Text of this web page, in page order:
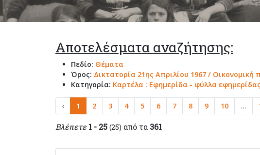
Αποτελέσματα αναζήτησης:
Πεδίο: Θέματα
Όρος: Δικτατορία 21ης Απριλίου 1967 / Οικονομική
Κατηγορία: Καρτέλα : Εφημερίδα - φύλλα εφημερίδας
‹ 1 2 3 4 5 6 7 8 9 10 ...
Βλέπετε 1 - 25 (25) από τα 361